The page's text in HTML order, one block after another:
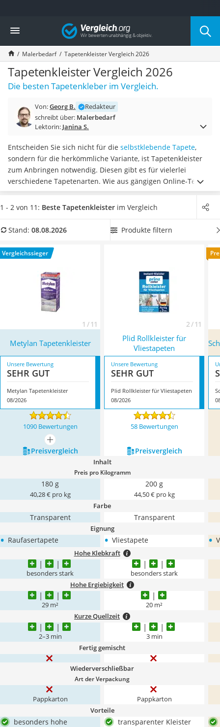
Die beliebtesten Vergleiche nach Kategorie
Baumarkt
Tresor feuerfest
Makita-Akku-Rasenmäher
Kappsäge
Smartes Türschloss
Akku-Rasentrimmer
Feuchtigkeitsmessgerät
Split-Klimaanlage 2 Innengeräte
Pelletofen
Tiefbrunnenpumpe
Fliesenschneider
Hochdruckreiniger
Doppelschleifer
Überwachungskamera
Benzinrasenmäher mit Elektrostart
Löschdecke
Winterharte Palmen
Gasdurchlauferhitzer
Vergleich
Malerbedarf Tapetenkleister Vergleich 2026
Tapetenkleister Vergleich 2026
Die besten Tapetenkleber im Vergleich.
Von:Georg B.
Redakteur
schreibt über: Malerbedarf
Lektorin: Janina S.
Entscheiden Sie sich nicht für die selbstklebende Tapete,
sondern für die herkömmliche Variante, ist Tapetenkleister
zum Anbringen notwendig. Diesen gibt es für vielerlei
verschiedene Tapetenarten. Wie aus gängigen Online-Tests
hervorgeht, können Siemit bereits fertig gemischtem
Kleister viel Zeit sparen. Produkte in Pulverform müssen Sie
lassen. Wählen Sie jetzt aus unserer Vergleichstabelle
Tapezierarbeiten wie geplant umsetzen können. Überzeugt
hat uns hier im August 2026 besonders das Modell
Tapetenkleister* mit seinen Eigenschaften.
1 - 2 von 11: Beste Tapetenkleister im Vergleich
Stand: 08.08.2026 Produkte filtern
Vergleichssieger
1 / 11 2 / 11
Metylan Tapetenkleister
Plid Rollkleister für
Vliestapeten
Unsere Bewertung
SEHR GUT
Metylan Tapetenkleister
08/2026
Unsere Bewertung
SEHR GUT
Plid Rollkleister für Vliestapeten
08/2026
1090 Bewertungen 58 Bewertungen
mehr anzeigen
Preis­vergleich
Preis­vergleich
Inhalt
Preis pro Kilogramm
180 g
40,28 € pro kg
200 g
44,50 € pro kg
Farbe
Transparent Transparent
Eignung
• Raufasertapete • Vliestapete •
Hohe Klebkraft
besonders stark besonders stark
Hohe Ergiebigkeit
29 m² 20 m²
Kurze Quellzeit
2–3 min 3 min
Fertig gemischt
Wiederverschließbar
Art der Verpackung
Pappkarton Pappkarton
Vorteile
besonders hohe
transparenter Kleister